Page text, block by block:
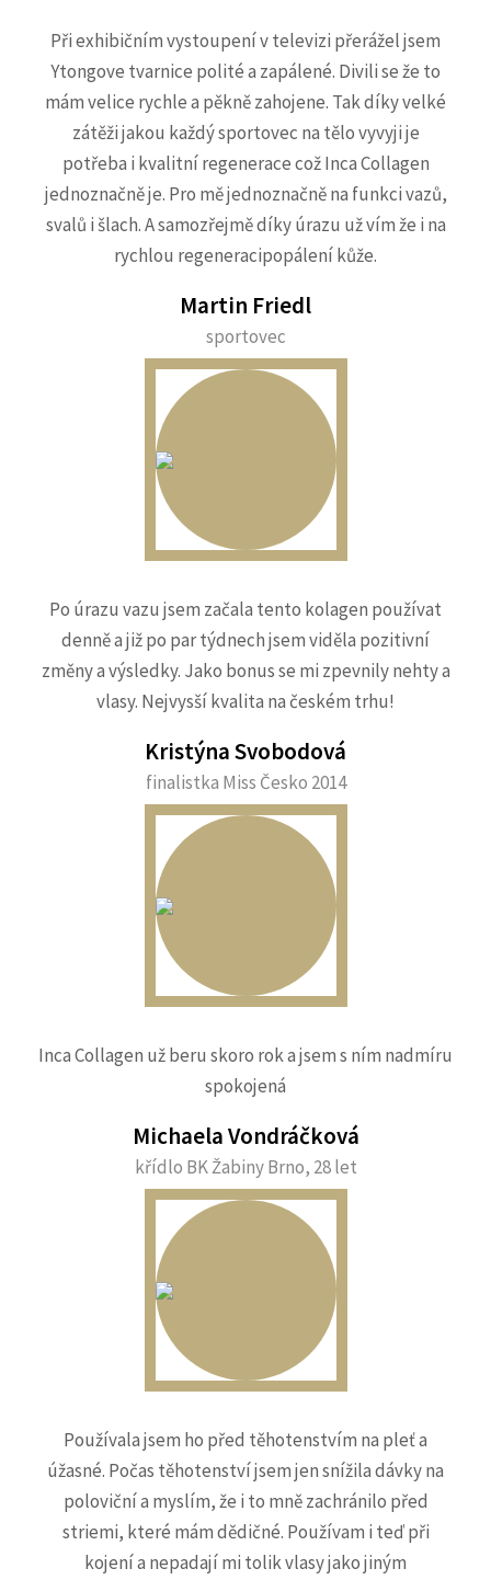
Při exhibičním vystoupení v televizi přerážel jsem
Ytongove tvarnice polité a zapálené. Divili se že to
mám velice rychle a pěkně zahojene. Tak díky velké
zátěži jakou každý sportovec na tělo vyvyji je
potřeba i kvalitní regenerace což Inca Collagen
jednoznačně je. Pro mě jednoznačně na funkci vazů,
svalů i šlach. A samozřejmě díky úrazu už vím že i na
rychlou regeneracipopálení kůže.
Martin Friedl
sportovec
Po úrazu vazu jsem začala tento kolagen používat
denně a již po par týdnech jsem viděla pozitivní
změny a výsledky. Jako bonus se mi zpevnily nehty a
vlasy. Nejvysší kvalita na českém trhu!
Kristýna Svobodová
finalistka Miss Česko 2014
Inca Collagen už beru skoro rok a jsem s ním nadmíru
spokojená
Michaela Vondráčková
křídlo BK Žabiny Brno, 28 let
Používala jsem ho před těhotenstvím na pleť a
úžasné. Počas těhotenství jsem jen snížila dávky na
poloviční a myslím, že i to mně zachránilo před
striemi, které mám dědičné. Používam i teď při
kojení a nepadají mi tolik vlasy jako jiným